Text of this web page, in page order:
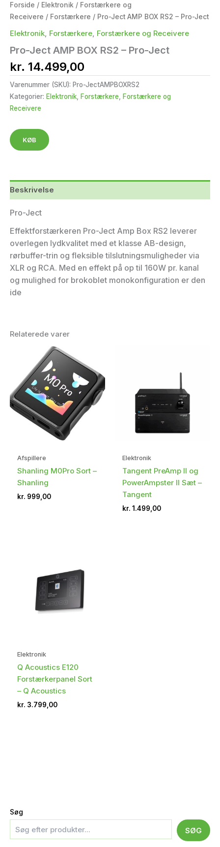
Søg
SØG
Forside / Elektronik / Forstærkere og
Receivere / Forstærkere / Pro-Ject AMP BOX RS2 – Pro-Ject
Elektronik Forstærkere Forstærkere og Receivere
Pro-Ject AMP BOX RS2 – Pro-Ject
kr. 14.499,00
Varenummer (SKU): Pro-JectAMPBOXRS2
Kategorier: Elektronik, Forstærkere, Forstærkere og
Receivere
KØB
Beskrivelse
Pro-Ject
Effektforstærkeren Pro-Ject Amp Box RS2 leverer
overlegen lydkvalitet med et klasse AB-design,
rørbuffer-trin og fleksible tilslutningsmuligheder via
XLR og RCA. Med en effekt på op til 160W pr. kanal
og mulighed for brokoblet monokonfiguration er den
ide
Relaterede varer
Afspillere
Shanling M0Pro Sort –
Shanling
kr. 999,00
Elektronik
Tangent PreAmp II og
PowerAmpster II Sæt –
Tangent
kr. 1.499,00
Elektronik
Q Acoustics E120
Forstærkerpanel Sort
– Q Acoustics
kr. 3.799,00